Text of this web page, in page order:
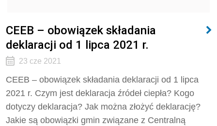
CEEB – obowiązek składania
deklaracji od 1 lipca 2021 r.
23 cze 2021
CEEB – obowiązek składania deklaracji od 1 lipca
2021 r. Czym jest deklaracja źródeł ciepła? Kogo
dotyczy deklaracja? Jak można złożyć deklarację?
Jakie są obowiązki gmin związane z Centralną